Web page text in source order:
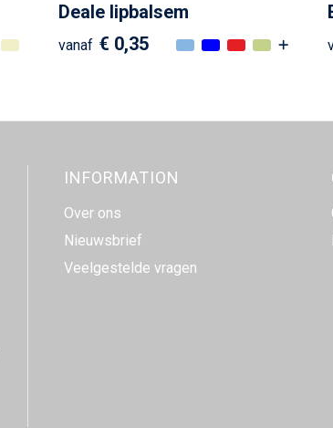
Deale lipbalsem
vanaf € 0,35
INFORMATION
Over ons
Nieuwsbrief
Veelgestelde vragen